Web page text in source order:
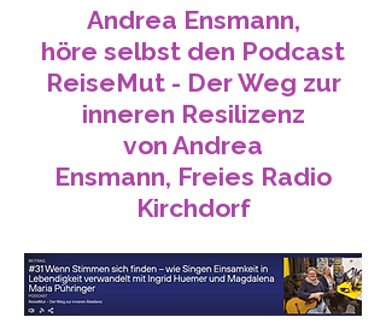
Andrea Ensmann,
höre selbst den Podcast
ReiseMut - Der Weg zur
inneren Resilizenz
von Andrea
Ensmann, Freies Radio
Kirchdorf